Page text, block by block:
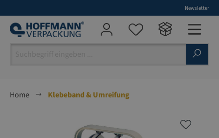
Newsletter
Home
Klebeband & Umreifung